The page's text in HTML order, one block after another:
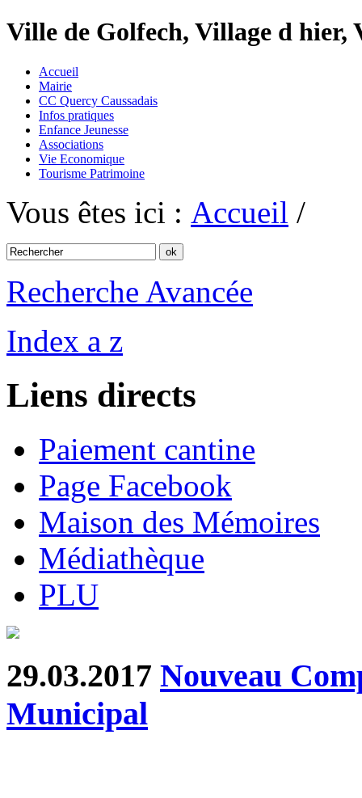
Ville de Golfech, Village d
Accueil
Mairie
CC Quercy Caussadais
Infos pratiques
Enfance Jeunesse
Associations
Vie Economique
Tourisme Patrimoine
Vous êtes ici : Accueil /
Recherche Avancée
Index a z
Liens directs
Paiement cantine
Page Facebook
Maison des Mémoires
Médiathèque
PLU
29.03.2017 Nouveau
Municipal